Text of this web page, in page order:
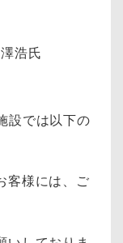
浩氏
設では以下の
様には、ご